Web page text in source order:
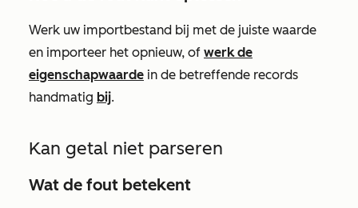
Werk uw importbestand bij met de juiste waarde
en importeer het opnieuw, of werk de
eigenschapwaarde in de betreffende records
handmatig bij.
Kan getal niet parseren
Wat de fout betekent